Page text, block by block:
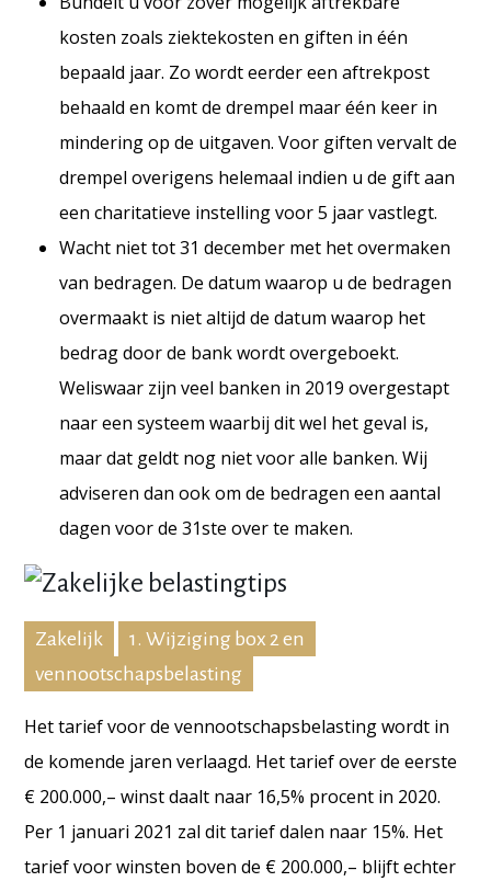
kosten zoals ziektekosten en giften in één
bepaald jaar. Zo wordt eerder een aftrekpost
behaald en komt de drempel maar één keer in
mindering op de uitgaven. Voor giften vervalt de
drempel overigens helemaal indien u de gift aan
een charitatieve instelling voor 5 jaar vastlegt.
Wacht niet tot 31 december met het overmaken
van bedragen. De datum waarop u de bedragen
overmaakt is niet altijd de datum waarop het
bedrag door de bank wordt overgeboekt.
Weliswaar zijn veel banken in 2019 overgestapt
naar een systeem waarbij dit wel het geval is,
maar dat geldt nog niet voor alle banken. Wij
adviseren dan ook om de bedragen een aantal
dagen voor de 31ste over te maken.
Zakelijk
1. Wijziging box 2 en
vennootschapsbelasting
Het tarief voor de vennootschapsbelasting wordt in
de komende jaren verlaagd. Het tarief over de eerste
€ 200.000,– winst daalt naar 16,5% procent in 2020.
Per 1 januari 2021 zal dit tarief dalen naar 15%. Het
tarief voor winsten boven de € 200.000,– blijft echter